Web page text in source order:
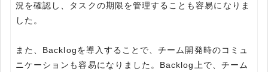
況を確認し、タスクの期限を管理することも容易になりま
した。
また、Backlogを導入することで、チーム開発時のコミュ
ニケーションも容易になりました。Backlog上で、チーム